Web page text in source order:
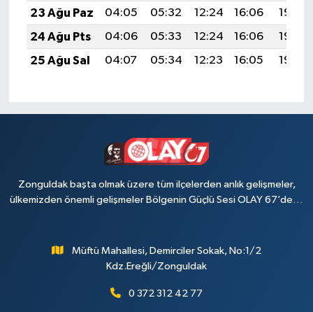
23 Ağu Paz
04:05 05:32 12:24 16:06
19:06
24 Ağu Pts
04:06 05:33 12:24 16:06
19:05
25 Ağu Sal
04:07 05:34 12:23 16:05 19:03
Zonguldak başta olmak üzere tüm ilçelerden anlık gelişmeler,
ülkemizden önemli gelişmeler Bölgenin Güçlü Sesi OLAY 67’de…
Müftü Mahallesi, Demirciler Sokak, No:1/2
Kdz.Ereğli/Zonguldak
0 372 312 42 77